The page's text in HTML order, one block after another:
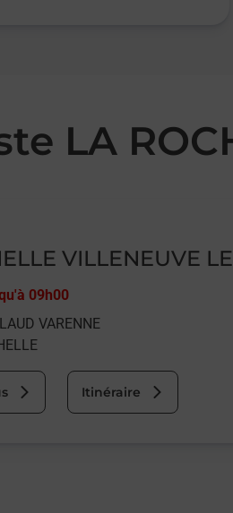
LA
VILLENEUVE
09h00
VARENNE
Itinéraire